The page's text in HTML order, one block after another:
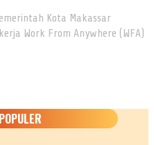
Kota Makassar
Work From Anywhere (WFA)